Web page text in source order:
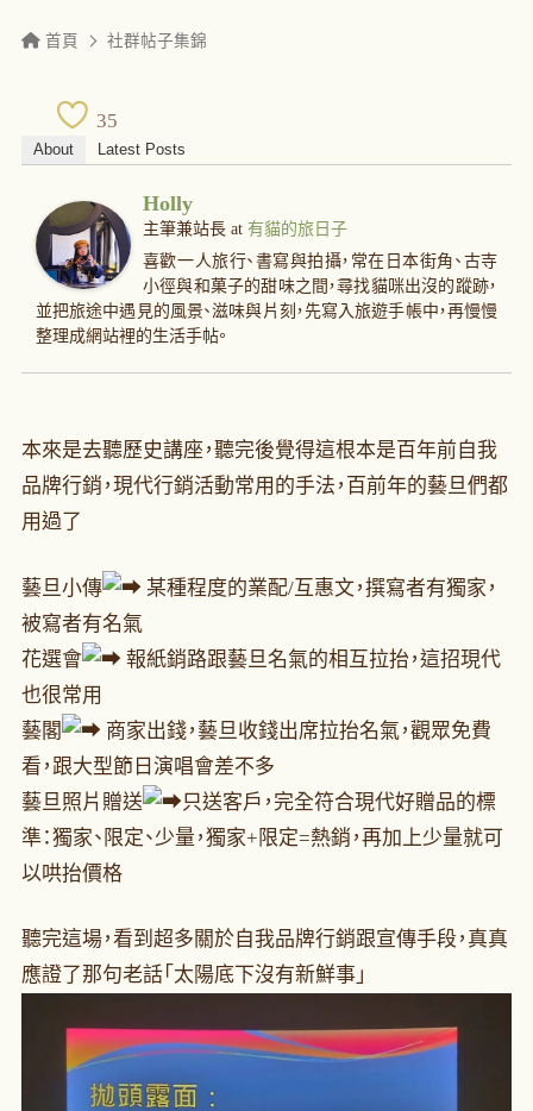
首頁 社群帖子集錦
35
About Latest Posts
Holly
主筆兼站長at 有貓的旅日子
喜歡一人旅行、書寫與拍攝，常在日本街角、古寺
小徑與和菓子的甜味之間，尋找貓咪出沒的蹤跡，
並把旅途中遇見的風景、滋味與片刻，先寫入旅遊手帳中，再慢慢
整理成網站裡的生活手帖。
本來是去聽歷史講座，聽完後覺得這根本是百年前自我
品牌行銷，現代行銷活動常用的手法，百前年的藝旦們都
用過了
藝旦小傳
某種程度的業配/互惠文，撰寫者有獨家，
被寫者有名氣
花選會
報紙銷路跟藝旦名氣的相互拉抬，這招現代
也很常用
藝閣
商家出錢，藝旦收錢出席拉抬名氣，觀眾免費
看，跟大型節日演唱會差不多
藝旦照片贈送
只送客戶，完全符合現代好贈品的標
準：獨家、限定、少量，獨家+限定=熱銷，再加上少量就可
以哄抬價格
聽完這場，看到超多關於自我品牌行銷跟宣傳手段，真真
應證了那句老話「太陽底下沒有新鮮事」